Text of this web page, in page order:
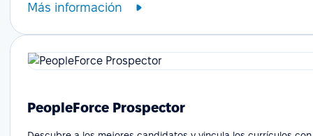
Más información
PeopleForce Prospector